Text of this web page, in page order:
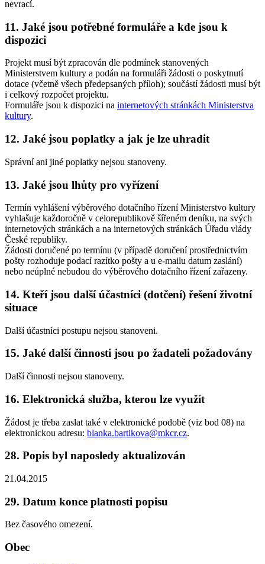
nevrací.
11. Jaké jsou potřebné formuláře a kde jsou k
dispozici
Projekt musí být zpracován dle podmínek stanovených
Ministerstvem kultury a podán na formuláři žádosti o poskytnutí
dotace (včetně všech předepsaných příloh); součástí žádosti musí být
i celkový rozpočet projektu.
Formuláře jsou k dispozici na internetových stránkách Ministerstva
kultury.
12. Jaké jsou poplatky a jak je lze uhradit
Správní ani jiné poplatky nejsou stanoveny.
13. Jaké jsou lhůty pro vyřízení
Termín vyhlášení výběrového dotačního řízení Ministerstvo kultury
vyhlašuje každoročně v celorepublikově šířeném deníku, na svých
internetových stránkách a na internetových stránkách Úřadu vlády
České republiky.
Žádosti doručené po termínu (v případě doručení prostřednictvím
pošty rozhoduje podací razítko pošty a u e-mailu datum zaslání)
nebo neúplné nebudou do výběrového dotačního řízení zařazeny.
14. Kteří jsou další účastníci (dotčení) řešení životní
situace
Další účastníci postupu nejsou stanoveni.
15. Jaké další činnosti jsou po žadateli požadovány
Další činnosti nejsou stanoveny.
16. Elektronická služba, kterou lze využít
Žádost je třeba zaslat také v elektronické podobě (viz bod 08) na
elektronickou adresu: blanka.bartikova@mkcr.cz.
28. Popis byl naposledy aktualizován
21.04.2015
29. Datum konce platnosti popisu
Bez časového omezení.
Obec